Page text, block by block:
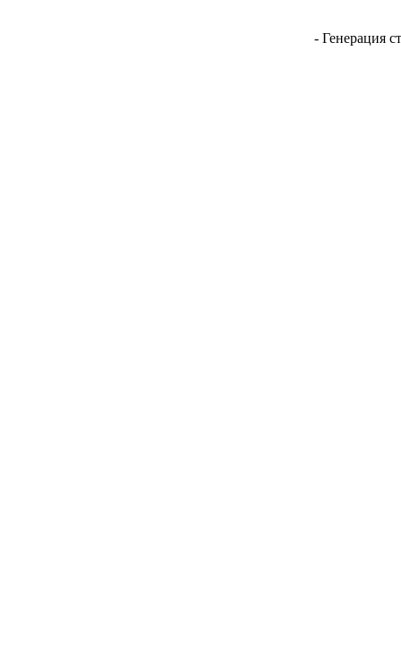
- Генерация